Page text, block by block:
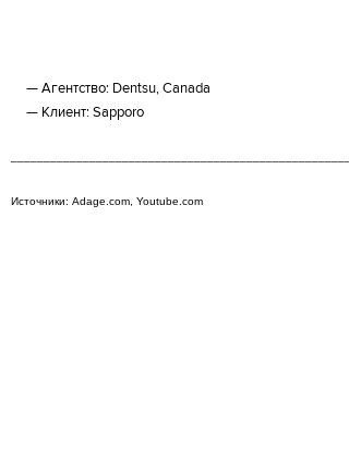
Агентство: Dentsu, Canada
Клиент: Sapporo
Источники: Adage.com, Youtube.com